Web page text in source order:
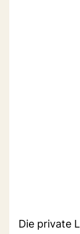
Die private